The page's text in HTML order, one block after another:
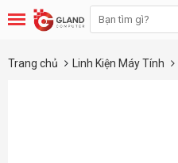
Trang chủ Linh Kiện Máy Tính